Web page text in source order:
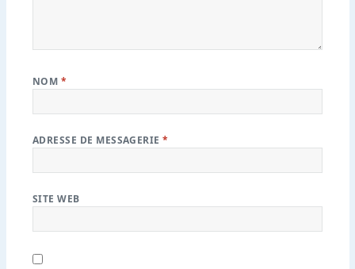
NOM *
ADRESSE DE MESSAGERIE*
SITE WEB